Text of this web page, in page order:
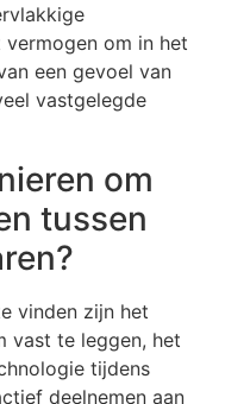
vermogen om in het
een gevoel van
vastgelegde
om
tussen
vinden zijn het
vast te leggen, het
tijdens
deelnemen aan